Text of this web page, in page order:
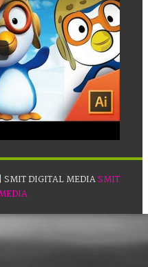
| SMIT DIGITAL MEDIASMIT